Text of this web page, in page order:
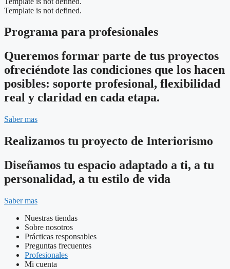
Template is not defined.
Programa para profesionales
Queremos formar parte de tus proyectos
ofreciéndote las condiciones que los hacen
posibles: soporte profesional, flexibilidad
real y claridad en cada etapa.
Saber mas
Realizamos tu proyecto de Interiorismo
Diseñamos tu espacio adaptado a ti, a tu
personalidad, a tu estilo de vida
Saber mas
Nuestras tiendas
Sobre nosotros
Prácticas responsables
Preguntas frecuentes
Profesionales
Mi cuenta